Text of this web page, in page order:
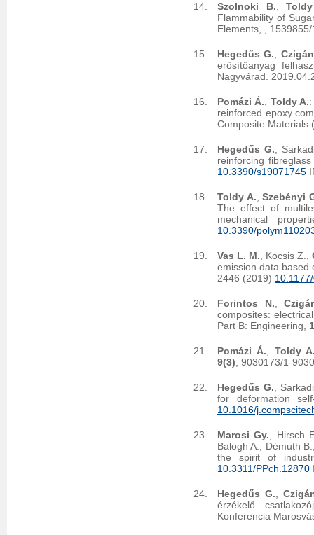
Szolnoki B.
Flammability of
Elements,
,
Hegedűs G.
erősítőanyag
Nagyvárad.
Pomázi Á. Toldy A.
reinforced epoxy
Composite Materials
Hegedűs G. ,
reinforcing
10.3390/s19071745
Toldy A. ,Szebényi
The effect of
mechanical
10.3390/
Vas L. M. , Kocsis Z.,
emission data based
2446 (2019)
Forintos N. ,
composites:
Part B: Engineering,
Pomázi Á.
Toldy
9(3) , 9030173/1-
Hegedűs G. ,
for deformation
10.1016/
Marosi Gy. , Hirsch
Balogh A., Démuth
the spirit of
10.3311/PPch.12870
Hegedűs G.
érzékelő
Konferencia